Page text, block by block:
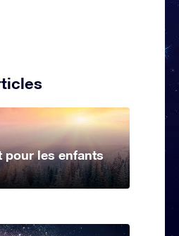
pour les enfants